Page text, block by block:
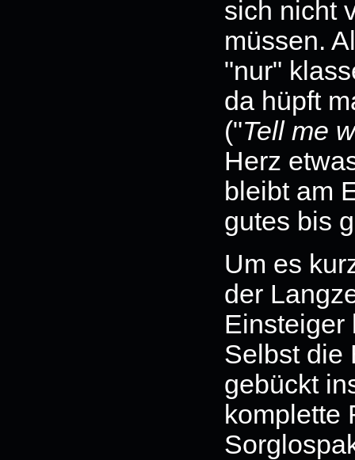
sich nicht
müssen.
"nur"
da hüpft
("Tell me
Herz
bleibt am
gutes bis
Um es
der
Einsteiger
Selbst die
gebückt
komplette